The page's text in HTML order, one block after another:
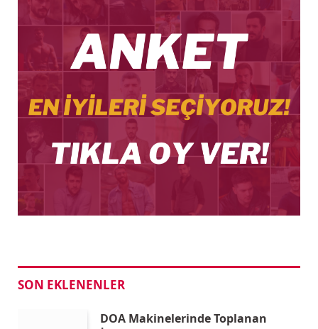
SON EKLENENLER
DOA Makinelerinde Toplanan